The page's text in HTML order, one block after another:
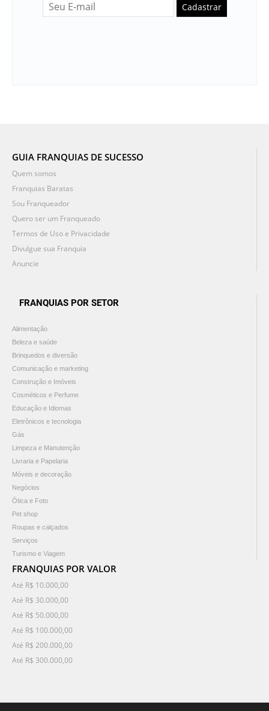
Cadastrar
GUIA FRANQUIAS DE SUCESSO
Quem somos
Franquias Baratas
Sou Franqueador
Quero ser um Franqueado
Termos de Uso e Privacidade
Divulgue sua Franquia
Anuncie
FRANQUIAS POR SETOR
Alimentação
Beleza e saúde
Brinquedos e diversão
Comunicação e marketing
Construção e Imóveis
Cosméticos e Perfume
Educação e Idiomas
Eletrônicos e tecnologia
Gás
Limpeza e Manutenção
Livraria e Papelaria
Móveis e decoração
Negócios
Ótica e Foto
Pet shop
Roupas e calçados
Serviços
Turismo e Viagem
FRANQUIAS POR VALOR
Até R$ 10.000,00
Até R$ 30.000,00
Até R$ 50.000,00
Até R$ 100.000,00
Até R$ 200.000,00
Até R$ 300.000,00